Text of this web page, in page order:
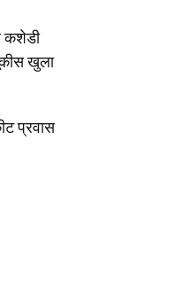
कशेडी
खुला
प्रवास